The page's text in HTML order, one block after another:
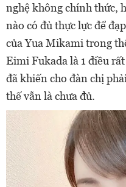
nghệ không chính thức,
nào có đủ thực lực để
của Yua Mikami trong
Eimi Fukada là 1 điều
đã khiến cho đàn chị
thế vẫn là chưa đủ.